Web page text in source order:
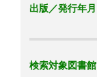
出版／発行年月
検索対象図書館